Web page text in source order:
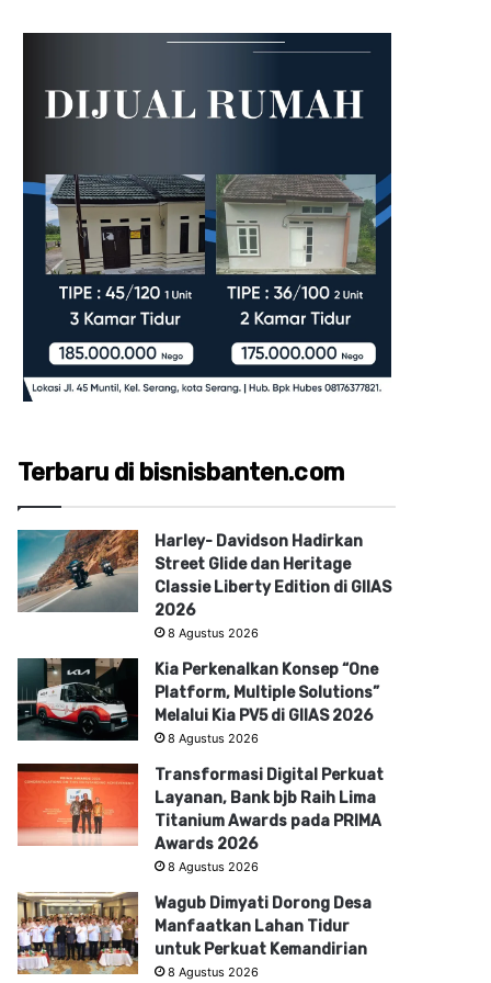
Terbaru di bisnisbanten.com
Harley- Davidson Hadirkan
Street Glide dan Heritage
Classie Liberty Edition di GIIAS
2026
8 Agustus 2026
Kia Perkenalkan Konsep “One
Platform, Multiple Solutions”
Melalui Kia PV5 di GIIAS 2026
8 Agustus 2026
Transformasi Digital Perkuat
Layanan, Bank bjb Raih Lima
Titanium Awards pada PRIMA
Awards 2026
8 Agustus 2026
Wagub Dimyati Dorong Desa
Manfaatkan Lahan Tidur
untuk Perkuat Kemandirian
8 Agustus 2026